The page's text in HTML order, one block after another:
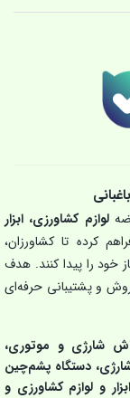
لوازم کشاورزی، ابزار
کرده تا کشاورزان،
خود را پیدا کنند. هدف
و پشتیبانی حرفه‌ای
شارژی و موتوری،
دستگاه پشم‌چین
ابزار و لوازم کشاورزی و